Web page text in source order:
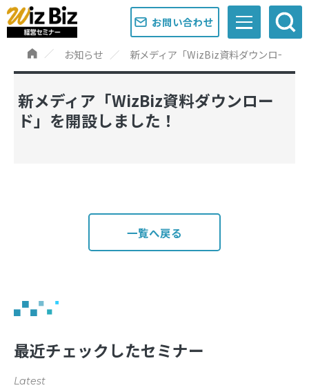
お問い合わせ
お知らせ 新メディア「WizBiz資料ダウンロード
新メディア「WizBiz資料ダウンロー
ド」を開設しました！
一覧へ戻る
最近チェックしたセミナー
Latest